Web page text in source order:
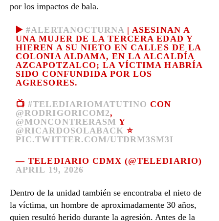
por los impactos de bala.
▶️#ALERTANOCTURNA | ASESINAN A
UNA MUJER DE LA TERCERA EDAD Y
HIEREN A SU NIETO EN CALLES DE LA
COLONIA ALDAMA, EN LA ALCALDÍA
AZCAPOTZALCO; LA VÍCTIMA HABRÍA
SIDO CONFUNDIDA POR LOS
AGRESORES.
📺#TELEDIARIOMATUTINO CON
@RODRIGORICOM2,
@MONCONTRERASM Y
@RICARDOSOLABACK ⭐
PIC.TWITTER.COM/UTDRM3SM3I
— TELEDIARIO CDMX (@TELEDIARIO)
APRIL 19, 2026
Dentro de la unidad también se encontraba el nieto de
la víctima, un hombre de aproximadamente 30 años,
quien resultó herido durante la agresión. Antes de la